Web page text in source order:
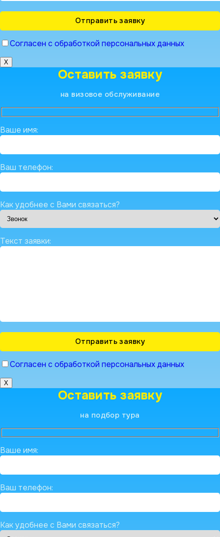
Согласен с обработкой персональных данных
X
Оставить заявку
на визовое обслуживание
Ваше имя:
Ваш телефон:
Как удобнее с Вами связаться?
Текст заявки:
Согласен с обработкой персональных данных
X
Оставить заявку
на подбор тура
Ваше имя:
Ваш телефон:
Как удобнее с Вами связаться?